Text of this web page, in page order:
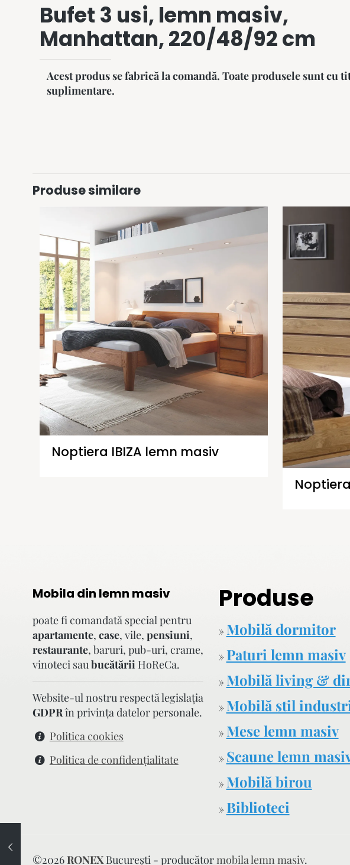
Bufet 3 usi, lemn masiv,
Manhattan, 220/48/92 cm
Acest produs se fabrică la comandă. Toate produsele sunt
suplimentare.
Produse similare
Noptiera IBIZA lemn masiv
Mobila din lemn masiv
poate fi comandată special pentru
apartamente, case, vile, pensiuni,
restaurante, baruri, pub-uri, crame,
vinoteci sau bucătării HoReCa.
Website-ul nostru respectă legislaţia
GDPRîn privinţa datelor personale.
Politica cookies
Politica de confidenţialitate
Produse
» Mobilă dormitor
» Paturi lemn masiv
» Mobilă living &
» Mobilă stil
» Mese lemn masiv
» Scaune lemn
» Mobilă birou
» Biblioteci
©2026RONEXBucurești - producător mobila lemn masiv.